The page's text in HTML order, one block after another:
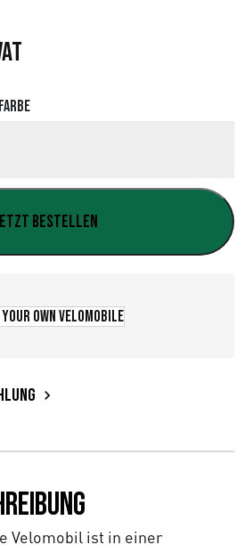
bestellen
own velomobile
Velomobil ist in einer